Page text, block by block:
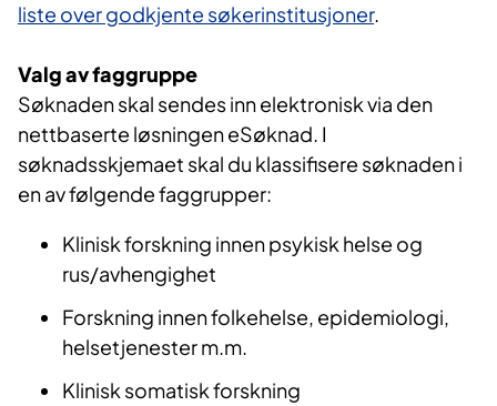
liste over godkjente søkerinstitusjoner.
Valg av faggruppe
Søknaden skal sendes inn elektronisk via den
nettbaserte løsningen eSøknad. I
søknadsskjemaet skal du klassifisere søknaden i
en av følgende faggrupper:
Klinisk forskning innen psykisk helse og
rus/avhengighet
Forskning innen folkehelse, epidemiologi,
helsetjenester m.m.
Klinisk somatisk forskning